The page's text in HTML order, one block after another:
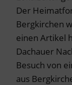
Der
Bergkirchen
einen Artikel
Dachauer
Besuch von
aus